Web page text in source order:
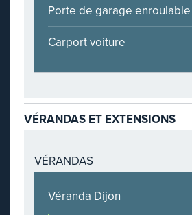
Porte de garage enroulable
Carport voiture
VÉRANDAS ET EXTENSIONS
VÉRANDAS
Véranda Dijon